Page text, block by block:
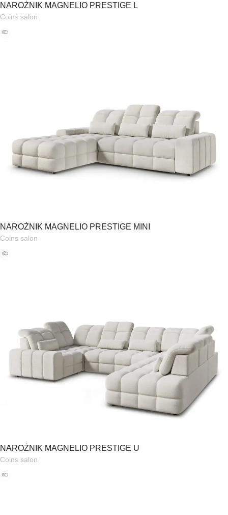
NAROŻNIK MAGNELIO PRESTIGE L
Coins salon
NAROŻNIK MAGNELIO PRESTIGE MINI
Coins salon
NAROŻNIK MAGNELIO PRESTIGE U
Coins salon